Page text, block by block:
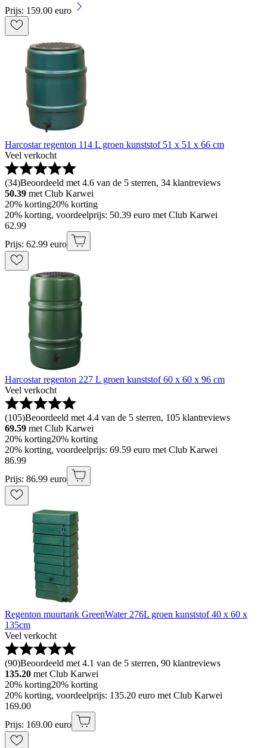
Prijs: 159.00 euro
Harcostar regenton 114 L groen kunststof 51 x 51 x 66 cm
Veel verkocht
(34)Beoordeeld met 4.6 van de 5 sterren, 34 klantreviews
50.39 met Club Karwei
20% korting20% korting
20% korting, voordeelprijs: 50.39 euro met Club Karwei
62.99
Prijs: 62.99 euro
Harcostar regenton 227 L groen kunststof 60 x 60 x 96 cm
Veel verkocht
(105)Beoordeeld met 4.4 van de 5 sterren, 105 klantreviews
69.59 met Club Karwei
20% korting20% korting
20% korting, voordeelprijs: 69.59 euro met Club Karwei
86.99
Prijs: 86.99 euro
Regenton muurtank GreenWater 276L groen kunststof 40 x 60 x
135cm
Veel verkocht
(90)Beoordeeld met 4.1 van de 5 sterren, 90 klantreviews
135.20 met Club Karwei
20% korting20% korting
20% korting, voordeelprijs: 135.20 euro met Club Karwei
169.00
Prijs: 169.00 euro